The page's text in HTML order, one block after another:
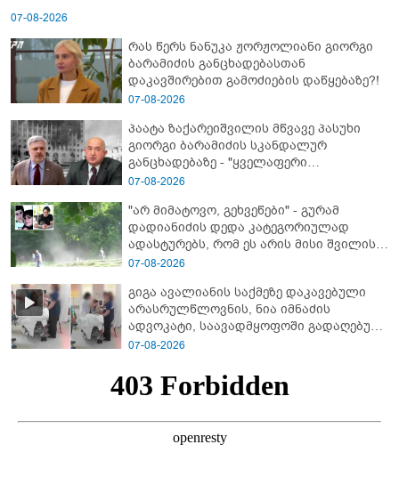
07-08-2026
რას წერს ნანუკა ჟორჟოლიანი გიორგი
ბარამიძის განცხადებასთან
დაკავშირებით გამოძიების დაწყებაზე?!
07-08-2026
პაატა ზაქარეიშვილის მწვავე პასუხი
გიორგი ბარამიძის სკანდალურ
განცხადებაზე - "ყველაფერი
დეტალურად ვიცი... კამანში მოკლული
ბარამიძე კი ტყუის"
07-08-2026
"არ მიმატოვო, გეხვეწები" - გუ­რა­მ
დადიანიძის დედა კა­ტე­გო­რი­უ­ლად
ადას­ტუ­რებს, რომ ეს არის მისი შვი­ლის
ხმა
07-08-2026
გიგა ავალიანის საქმეზე დაკავებული
არასრულწლოვნის, ნია იმნაძის
ადვოკატი, საავადმყოფოში გადაღებულ
კადრებს ავრცელებს
07-08-2026